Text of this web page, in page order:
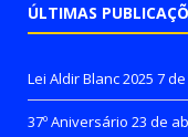
ÚLTIMAS
Lei Aldir Blanc 2025 7
37º Aniversário 23 de